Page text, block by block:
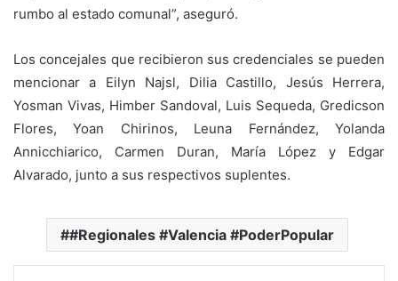
rumbo al estado comunal”, aseguró.
Los concejales que recibieron sus credenciales se pueden
mencionar a Eilyn Najsl, Dilia Castillo, Jesús Herrera,
Yosman Vivas, Himber Sandoval, Luis Sequeda, Gredicson
Flores, Yoan Chirinos, Leuna Fernández, Yolanda
Annicchiarico, Carmen Duran, María López y Edgar
Alvarado, junto a sus respectivos suplentes.
#Regionales #Valencia #PoderPopular